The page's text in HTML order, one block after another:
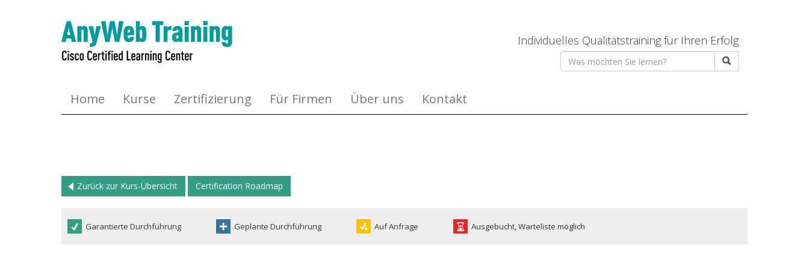
Individuelles Qualitätstraining für Ihren Erfolg
Home Kurse Zertifizierung Für Firmen Über uns Kontakt
Zurück zur Kurs-Übersicht Certification Roadmap
Garantierte Durchführung Geplante Durchführung Auf Anfrage Ausgebucht, Warteliste möglich